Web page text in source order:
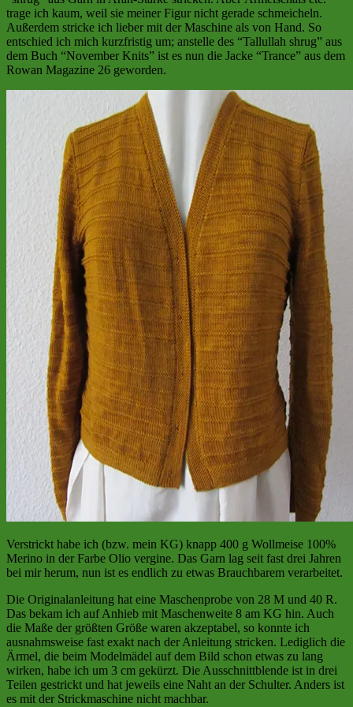
trage ich kaum, weil sie meiner Figur nicht gerade schmeicheln.
Außerdem stricke ich lieber mit der Maschine als von Hand. So
entschied ich mich kurzfristig um; anstelle des “Tallullah shrug” aus
dem Buch “November Knits” ist es nun die Jacke “Trance” aus dem
Rowan Magazine 26 geworden.
Verstrickt habe ich (bzw. mein KG) knapp 400 g Wollmeise 100%
Merino in der Farbe Olio vergine. Das Garn lag seit fast drei Jahren
bei mir herum, nun ist es endlich zu etwas Brauchbarem verarbeitet.
Die Originalanleitung hat eine Maschenprobe von 28 M und 40 R.
Das bekam ich auf Anhieb mit Maschenweite 8 am KG hin. Auch
die Maße der größten Größe waren akzeptabel, so konnte ich
ausnahmsweise fast exakt nach der Anleitung stricken. Lediglich die
Ärmel, die beim Modelmädel auf dem Bild schon etwas zu lang
wirken, habe ich um 3 cm gekürzt. Die Ausschnittblende ist in drei
Teilen gestrickt und hat jeweils eine Naht an der Schulter. Anders ist
es mit der Strickmaschine nicht machbar.